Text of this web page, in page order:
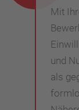
Mit
und
als